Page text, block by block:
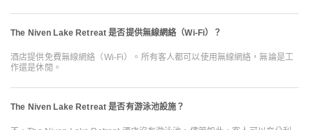
The Niven Lake Retreat 是否提供無線網絡（Wi-Fi）？
酒店提供免費無線網絡（Wi-Fi）。所有客人都可以使用無線網絡，無論是工
作還是休閒。
The Niven Lake Retreat 是否有游泳池設施？